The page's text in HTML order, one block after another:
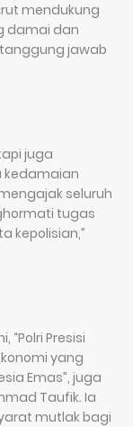
mendukung
damai dan
jawab
juga
kedamaian
seluruh
tugas
kepolisian,”
Presisi
yang
Emas”, juga
Taufik. Ia
mutlak bagi